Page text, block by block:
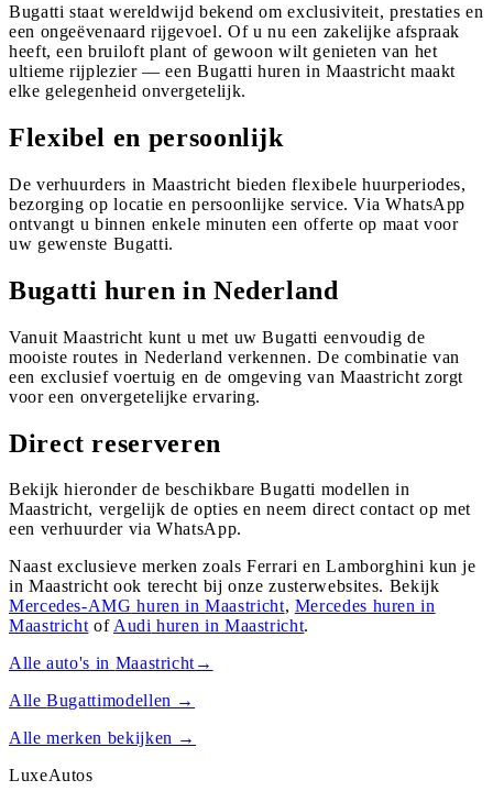
Bugatti staat wereldwijd bekend om exclusiviteit, prestaties en
een ongeëvenaard rijgevoel. Of u nu een zakelijke afspraak
heeft, een bruiloft plant of gewoon wilt genieten van het
ultieme rijplezier — een Bugatti huren in Maastricht maakt
elke gelegenheid onvergetelijk.
Flexibel en persoonlijk
De verhuurders in Maastricht bieden flexibele huurperiodes,
bezorging op locatie en persoonlijke service. Via WhatsApp
ontvangt u binnen enkele minuten een offerte op maat voor
uw gewenste Bugatti.
Bugatti huren in Nederland
Vanuit Maastricht kunt u met uw Bugatti eenvoudig de
mooiste routes in Nederland verkennen. De combinatie van
een exclusief voertuig en de omgeving van Maastricht zorgt
voor een onvergetelijke ervaring.
Direct reserveren
Bekijk hieronder de beschikbare Bugatti modellen in
Maastricht, vergelijk de opties en neem direct contact op met
een verhuurder via WhatsApp.
Naast exclusieve merken zoals Ferrari en Lamborghini kun je
in Maastrichtook terecht bij onze zusterwebsites. Bekijk
Mercedes-AMG huren inMaastricht, Mercedes huren in
MaastrichtofAudi huren in Maastricht.
Alle auto's in Maastricht→
AlleBugattimodellen →
Alle merken bekijken →
LuxeAutos